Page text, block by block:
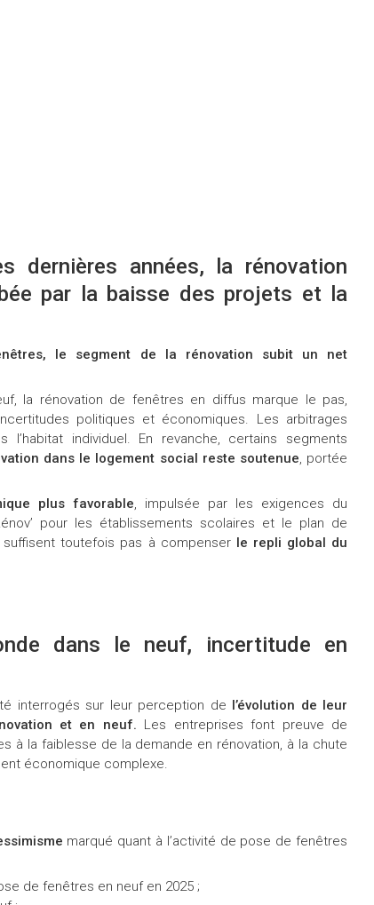
dernières années, la rénovation
par la baisse des projets et la
le segment de la rénovation subit un net
la rénovation de fenêtres en diffus marque le pas,
politiques et économiques. Les arbitrages
individuel. En revanche, certains segments
dans le logement social reste soutenue, portée
plus favorable, impulsée par les exigences du
pour les établissements scolaires et le plan de
toutefois pas à compenserle repli global du
dans le neuf, incertitude en
interrogés sur leur perception de l’évolution de leur
et en neuf. Les entreprises font preuve de
à la faiblesse de la demande en rénovation, à la chute
économique complexe.
marqué quant à l’activité de pose de fenêtres
de fenêtres en neuf en 2025 ;